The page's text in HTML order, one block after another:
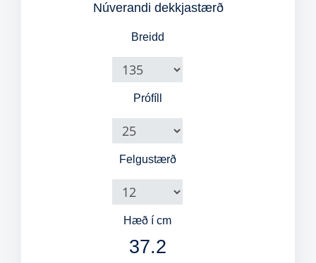
Núverandi dekkjastærð
Breidd
Prófíll
Felgustærð
Hæð í cm
37.2